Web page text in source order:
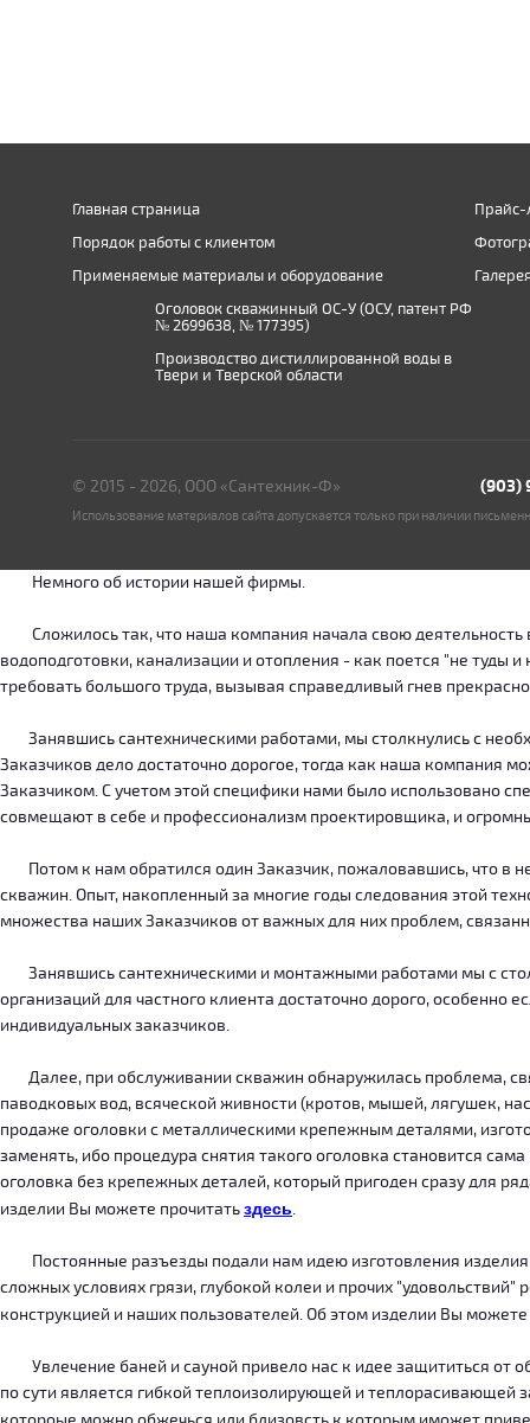
Главная страница
Порядок работы с клиентом
Применяемые материалы и оборудование
Прайс-
Оголовок скважинный ОС-У (ОСУ, патент РФ
№ 2699638, № 177395)
Производство дистиллированной воды в
Твери и Тверской области
© 2015 - 2026, ООО «Сантехник-Ф» (903)
Использование материалов сайта допускается только при наличии
Немного об истории нашей фирмы.
Сложилось так, что наша компания начала свою деятельность
водоподготовки, канализации и отопления - как поется "не
требовать большого труда, вызывая справедливый гнев
Занявшись сантехническими работами, мы столкнулись с
Заказчиков дело достаточно дорогое, тогда как наша компания
Заказчиком. С учетом этой специфики нами было использовано
совмещают в себе и профессионализм проектировщика, и
Потом к нам обратился один Заказчик, пожаловавшись, что в
скважин. Опыт, накопленный за многие годы следования этой
множества наших Заказчиков от важных для них проблем,
Занявшись сантехническими и монтажными работами мы с
организаций для частного клиента достаточно дорого, особенно
индивидуальных заказчиков.
Далее, при обслуживании скважин обнаружилась проблема,
паводковых вод, всяческой живности (кротов, мышей, лягушек,
продаже оголовки с металлическими крепежным деталями,
заменять, ибо процедура снятия такого оголовка становится
оголовка без крепежных деталей, который пригоден сразу для
изделии Вы можете прочитатьздесь.
Постоянные разъезды подали нам идею изготовления
сложных условиях грязи, глубокой колеи и прочих
конструкцией и наших пользователей. Об этом изделии Вы
Увлечение баней и сауной привело нас к идее защититься от
по сути является гибкой теплоизолирующей и теплорасивающей